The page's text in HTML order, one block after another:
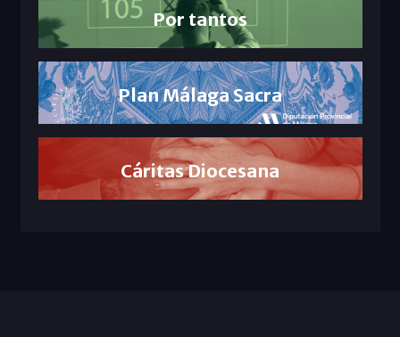
Por tantos
Plan Málaga Sacra
Cáritas Diocesana